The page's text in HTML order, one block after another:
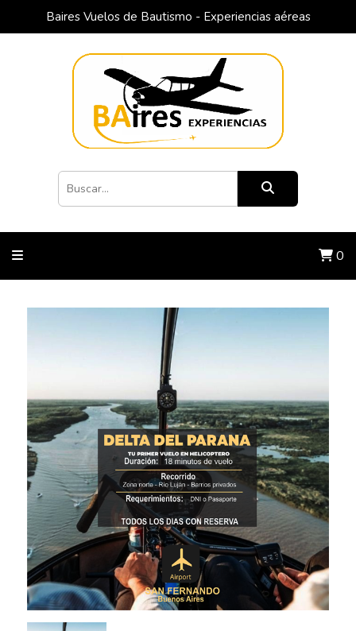
Baires Vuelos de Bautismo - Experiencias aéreas
0